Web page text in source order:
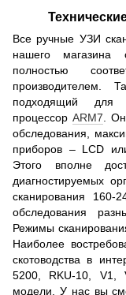
Все ручные УЗИ
нашего магазина
полностью
производителем.
подходящий для
процессор ARM7 .
обследования,
приборов – LCD
Этого вполне
диагностируемых
сканирования 160-
обследования
Режимы
Наиболее
скотоводства в
5200, RKU-10, V1,
модели. У нас вы